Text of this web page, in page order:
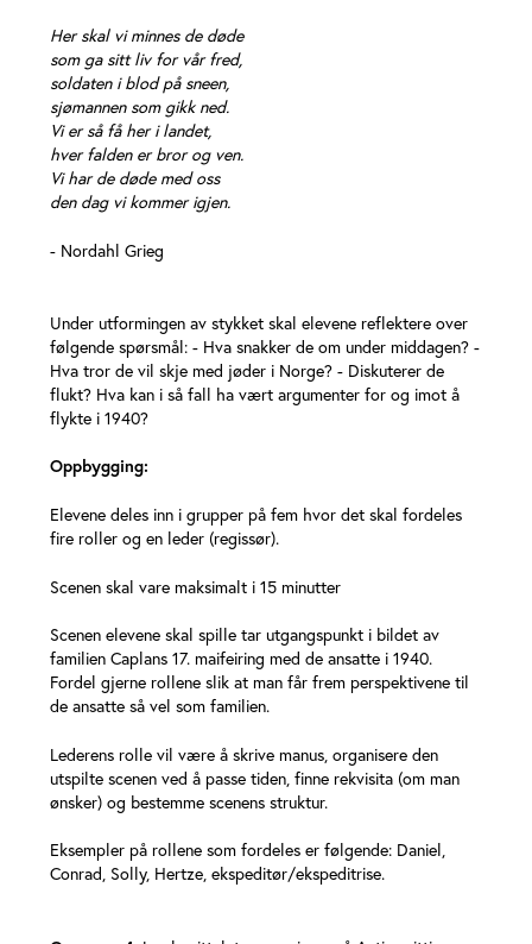
Her skal vi minnes de døde
som ga sitt liv for vår fred,
soldaten i blod på sneen,
sjømannen som gikk ned.
Vi er så få her i landet,
hver falden er bror og ven.
Vi har de døde med oss
den dag vi kommer igjen.
- Nordahl Grieg
Under utformingen av stykket skal elevene reflektere over
følgende spørsmål: - Hva snakker de om under middagen? -
Hva tror de vil skje med jøder i Norge? - Diskuterer de
flukt? Hva kan i så fall ha vært argumenter for og imot å
flykte i 1940?
Oppbygging:
Elevene deles inn i grupper på fem hvor det skal fordeles
fire roller og en leder (regissør).
Scenen skal vare maksimalt i 15 minutter
Scenen elevene skal spille tar utgangspunkt i bildet av
familien Caplans 17. maifeiring med de ansatte i 1940.
Fordel gjerne rollene slik at man får frem perspektivene til
de ansatte så vel som familien.
Lederens rolle vil være å skrive manus, organisere den
utspilte scenen ved å passe tiden, finne rekvisita (om man
ønsker) og bestemme scenens struktur.
Eksempler på rollene som fordeles er følgende: Daniel,
Conrad, Solly, Hertze, ekspeditør/ekspeditrise.